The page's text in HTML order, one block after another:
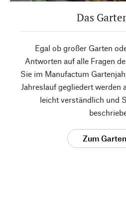
Das
Egal ob großer Garten
Antworten auf alle Fragen
Sie im Manufactum
Jahreslauf gegliedert werden
leicht verständlich und
Zum